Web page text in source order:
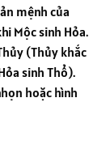
mệnh của
Mộc sinh Hỏa.
(Thủy khắc
sinh Thổ).
hoặc hình